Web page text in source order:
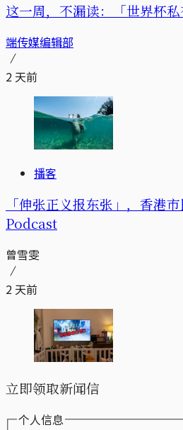
这一周，不漏读：「世界杯
端传媒编辑部
2 天前
播客
「伸张正义报东张」，香港
Podcast
曾雪雯
2 天前
立即领取新闻信
个人信息